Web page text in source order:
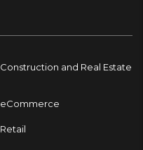
Construction and Real Estate
eCommerce
Retail